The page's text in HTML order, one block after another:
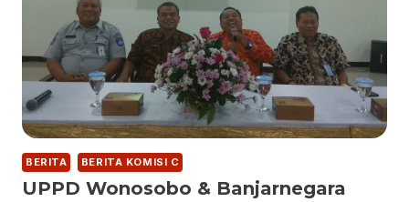
BERITA BERITA KOMISI C
UPPD Wonosobo & Banjarnegara